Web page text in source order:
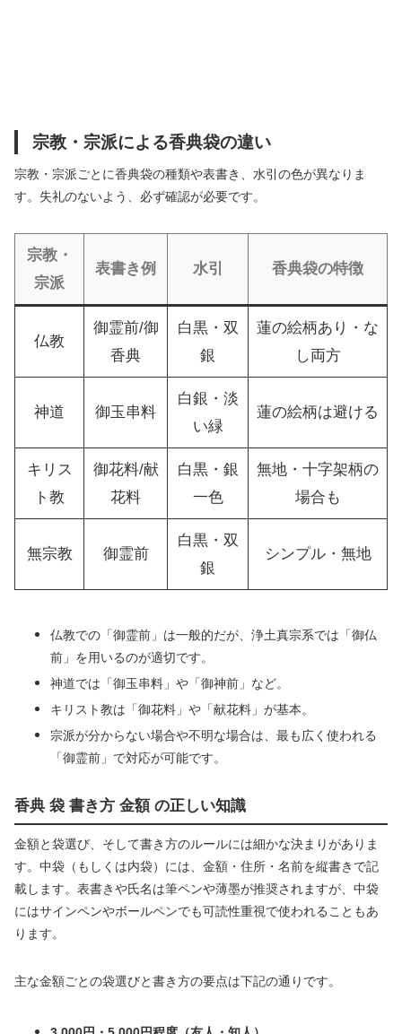
宗教・宗派による香典袋の違い
宗教・宗派ごとに香典袋の種類や表書き、水引の色が異なりま
す。失礼のないよう、必ず確認が必要です。
宗教・
宗派
表書き例 水引 香典袋の特徴
仏教
御霊前/御
香典
白黒・双
銀
蓮の絵柄あり・な
し両方
神道 御玉串料
白銀・淡
い緑
蓮の絵柄は避ける
キリス
ト教
御花料/献
花料
白黒・銀
一色
無地・十字架柄の
場合も
無宗教 御霊前
白黒・双
銀
シンプル・無地
仏教での「御霊前」は一般的だが、浄土真宗系では「御仏
前」を用いるのが適切です。
神道では「御玉串料」や「御神前」など。
キリスト教は「御花料」や「献花料」が基本。
宗派が分からない場合や不明な場合は、最も広く使われる
「御霊前」で対応が可能です。
香典 袋 書き方 金額 の正しい知識
金額と袋選び、そして書き方のルールには細かな決まりがありま
す。中袋（もしくは内袋）には、金額・住所・名前を縦書きで記
載します。表書きや氏名は筆ペンや薄墨が推奨されますが、中袋
にはサインペンやボールペンでも可読性重視で使われることもあ
ります。
主な金額ごとの袋選びと書き方の要点は下記の通りです。